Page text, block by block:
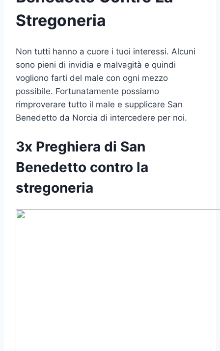
Stregoneria
Non tutti hanno a cuore i tuoi interessi. Alcuni
sono pieni di invidia e malvagità e quindi
vogliono farti del male con ogni mezzo
possibile. Fortunatamente possiamo
rimproverare tutto il male e supplicare San
Benedetto da Norcia di intercedere per noi.
3x Preghiera di San
Benedetto contro la
stregoneria